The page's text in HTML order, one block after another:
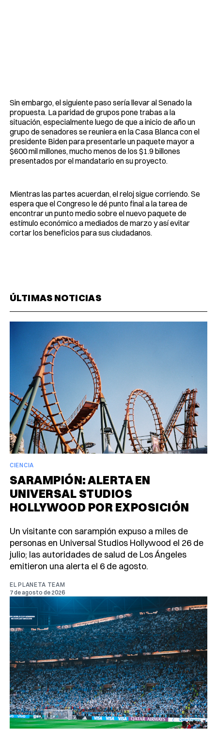
Sin embargo, el siguiente paso sería llevar al Senado la
propuesta. La paridad de grupos pone trabas a la
situación, especialmente luego de que a inicio de año un
grupo de senadores se reuniera en la Casa Blanca con el
presidente Biden para presentarle un paquete mayor a
$600 mil millones, mucho menos de los $1.9 billones
presentados por el mandatario en su proyecto.
Mientras las partes acuerdan, el reloj sigue corriendo. Se
espera que el Congreso le dé punto final a la tarea de
encontrar un punto medio sobre el nuevo paquete de
estímulo económico a mediados de marzo y así evitar
cortar los beneficios para sus ciudadanos.
ÚLTIMAS NOTICIAS
CIENCIA
SARAMPIÓN: ALERTA EN
UNIVERSAL STUDIOS
HOLLYWOOD POR EXPOSICIÓN
Un visitante con sarampión expuso a miles de
personas en Universal Studios Hollywood el 26 de
julio; las autoridades de salud de Los Ángeles
emitieron una alerta el 6 de agosto.
EL PLANETA TEAM
7 de agosto de 2026